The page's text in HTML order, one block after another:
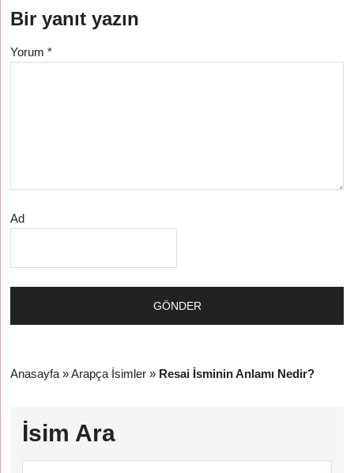
Bir yanıt yazın
Yorum*
Ad
Anasayfa »Arapça İsimler » Resai İsminin Anlamı Nedir?
İsim Ara